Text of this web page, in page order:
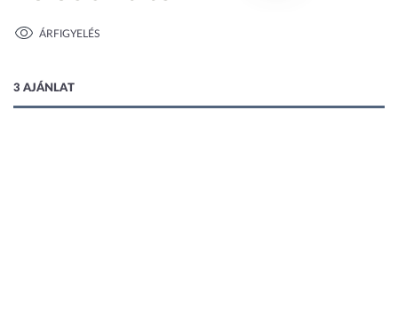
ÁRFIGYELÉS
3 AJÁNLAT